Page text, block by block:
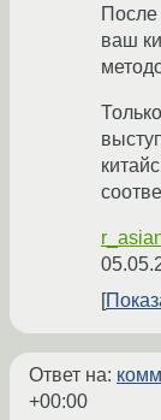
После
ваш
Ответ на:
+00:00